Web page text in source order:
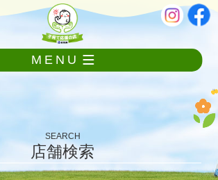
MENU
SEARCH
店舗検索